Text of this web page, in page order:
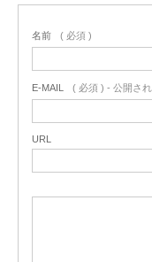
名前 ( 必須 )
E-MAIL ( 必須 ) - 公開さ
URL